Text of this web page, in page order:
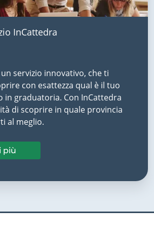
InCattedra
servizio innovativo, che ti
con esattezza qual è il tuo
in graduatoria. Con InCattedra
di scoprire in quale provincia
al meglio.
più